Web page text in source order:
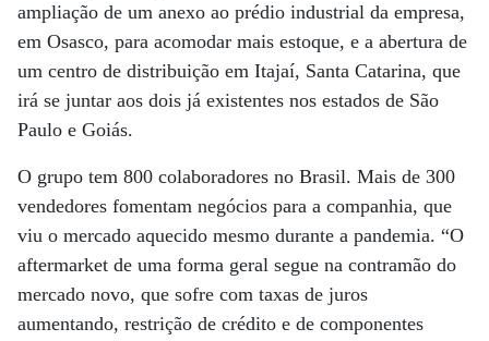
ampliação de um anexo ao prédio industrial da empresa,
em Osasco, para acomodar mais estoque, e a abertura de
um centro de distribuição em Itajaí, Santa Catarina, que
irá se juntar aos dois já existentes nos estados de São
Paulo e Goiás.
O grupo tem 800 colaboradores no Brasil. Mais de 300
vendedores fomentam negócios para a companhia, que
viu o mercado aquecido mesmo durante a pandemia. “O
aftermarket de uma forma geral segue na contramão do
mercado novo, que sofre com taxas de juros
aumentando, restrição de crédito e de componentes